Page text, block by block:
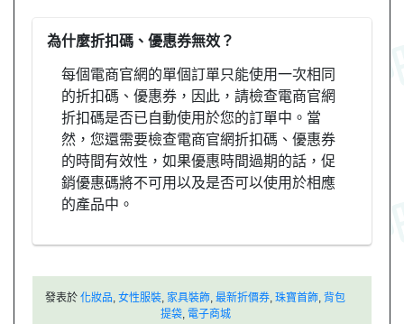
為什麼折扣碼、優惠券無效？
每個電商官網的單個訂單只能使用一次相同
的折扣碼、優惠券，因此，請檢查電商官網
折扣碼是否已自動使用於您的訂單中。當
然，您還需要檢查電商官網折扣碼、優惠券
的時間有效性，如果優惠時間過期的話，促
銷優惠碼將不可用以及是否可以使用於相應
的產品中。
發表於 化妝品 女性服裝 家具裝飾 最新折價券 珠寶首飾 背包
提袋, 電子商城